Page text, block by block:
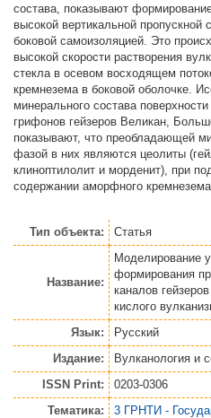
состава, показывают
высокой вертикальной пропускной
боковой самоизоляцией. Это
высокой скорости растворения
стекла в осевом восходящем
кремнезема в боковой оболочке.
минерального состава
грифонов гейзеров Великан,
показывают, что преобладающей
фазой в них являются цеолиты
клиноптилолит и морденит), при
содержании аморфного кремнезема
Тип объекта: Статья
Название:
Моделирование
формирования
каналов
кислого
Язык:
Русский
Издание:
Вулканология и
ISSN Print:
0203-0306
Тематика:
3 ГРНТИ -